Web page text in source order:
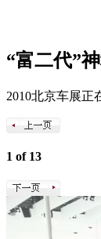
“富二代”
2010北京车展正
1 of 13